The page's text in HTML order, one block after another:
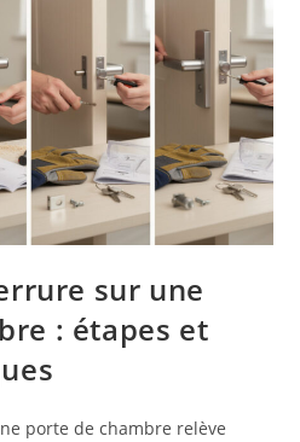
sur une
: étapes et
porte de chambre relève